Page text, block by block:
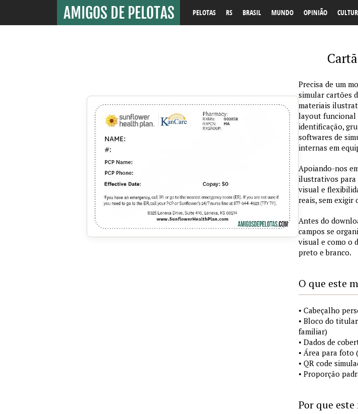
PELOTAS RS BRASIL MUNDO OPINIÃO
Precisa de um
simular cartões
materiais
layout funcional
identificação,
softwares de
internas em
Apoiando-nos
ilustrativos para
visual e
reais, sem exigir
Antes do
campos se
visual e como o
preto e branco.
O que este
• Cabeçalho
• Bloco do
familiar)
• Dados de
• Área para foto
• QR code
• Proporção
Por que